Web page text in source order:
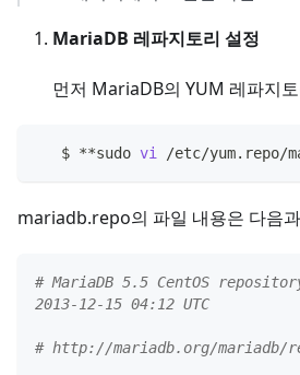
MariaDB 레파지토리 설정
먼저 MariaDB의 YUM 레파지
   $ **sudo
vi /etc/yum.repo/
mariadb.repo의 파일 내용은 다음
# MariaDB 5.5 CentOS
2013-12-15 04:12 UTC
# http://mariadb.org/mariadb/